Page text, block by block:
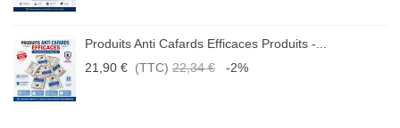
Produits Anti Cafards Efficaces Produits -...
21,90 € (TTC) 22,34 € -2%